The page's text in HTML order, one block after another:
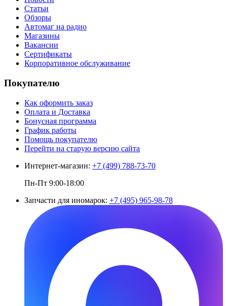
Статьи
Обзоры
Автомаг на радио
Магазины
Вакансии
Сертификаты
Корпоративное обслуживание
Покупателю
Как оформить заказ
Оплата и Доставка
Бонусная программа
График работы
Помощь покупателю
Перейти на старую версию сайта
Интернет-магазин: +7 (499) 788-73-70
Пн-Пт 9:00-18:00
Запчасти для иномарок: +7 (495) 965-98-78